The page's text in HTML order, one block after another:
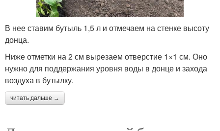
В нее ставим бутыль 1,5 л и отмечаем на стенке высоту
донца.
Ниже отметки на 2 см вырезаем отверстие 1×1 см. Оно
нужно для поддержания уровня воды в донце и захода
воздуха в бутылку.
читать дальше →